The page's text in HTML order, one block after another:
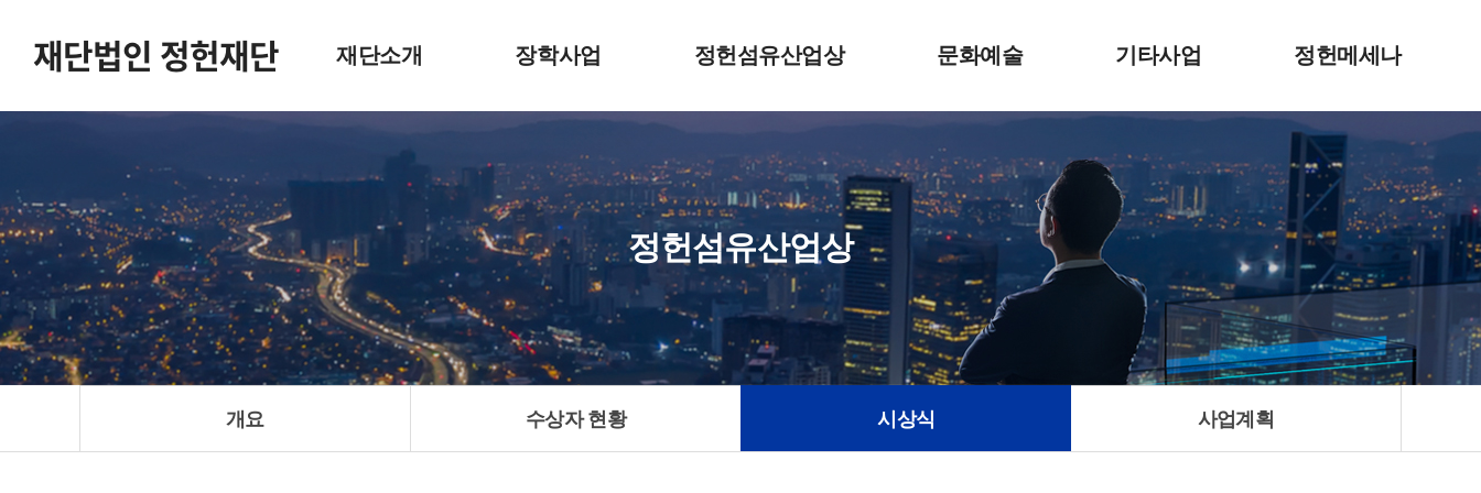
재단법인 정헌재단 재단소개
설립취지
임원 현황
새소식
포토갤러리
오시는길
장학사업
수여식
정헌섬유산업상
개요
수상자현황
시상식
사업계획
문화예술
갤러리
기타사업
서울대 정헌도서 정보실
세종대 정헌도서관
정헌메세나
개요
일정 및 새소식
수상자 및 전시회
정헌섬유산업상
개요 수상자 현황 시상식 사업계획